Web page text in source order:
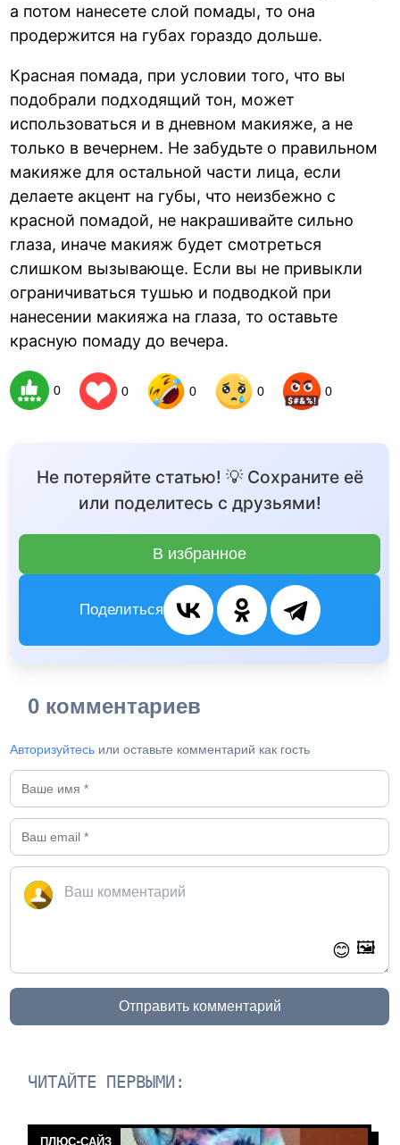
а потом нанесете слой помады, то она
продержится на губах гораздо дольше.
Красная помада, при условии того, что вы
подобрали подходящий тон, может
использоваться и в дневном макияже, а не
только в вечернем. Не забудьте о правильном
макияже для остальной части лица, если
делаете акцент на губы, что неизбежно с
красной помадой, не накрашивайте сильно
глаза, иначе макияж будет смотреться
слишком вызывающе. Если вы не привыкли
ограничиваться тушью и подводкой при
нанесении макияжа на глаза, то оставьте
красную помаду до вечера.
0 0 0 0 0
Не потеряйте статью! 💡 Сохраните её
или поделитесь с друзьями!
В избранное
Поделиться
0 комментариев
Авторизуйтесь или оставьте комментарий как гость
😊 🖼️
Отправить комментарий
ЧИТАЙТЕ ПЕРВЫМИ:
ПЛЮС-САЙЗ